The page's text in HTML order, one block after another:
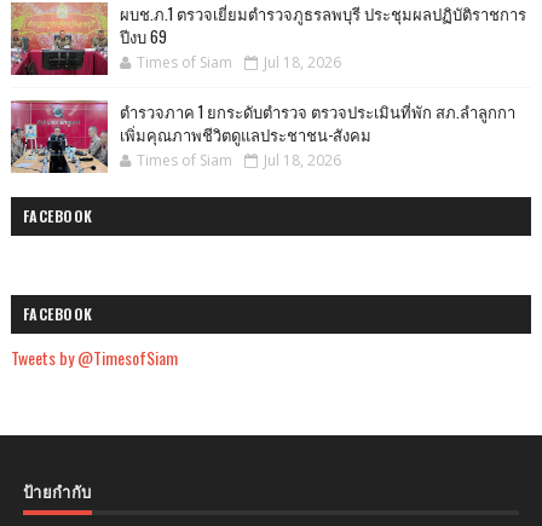
ผบช.ภ.1 ตรวจเยี่ยมตำรวจภูธรลพบุรี ประชุมผลปฏิบัติราชการ
ปีงบ 69
Times of Siam Jul 18, 2026
ตำรวจภาค 1 ยกระดับตำรวจ ตรวจประเมินที่พัก สภ.ลำลูกกา
เพิ่มคุณภาพชีวิตดูแลประชาชน-สังคม
Times of Siam Jul 18, 2026
FACEBOOK
FACEBOOK
Tweets by @TimesofSiam
ป้ายกำกับ